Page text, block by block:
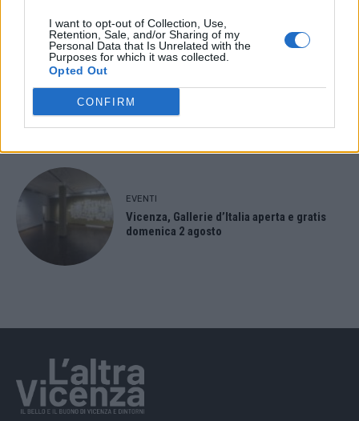
I want to opt-out of Collection, Use,
Retention, Sale, and/or Sharing of my
Personal Data that Is Unrelated with the
Purposes for which it was collected.
Opted Out
CONFIRMSalotti Urbani 2026 al Bixio di Vicenza:
agosto inizia con libri, poesie e musica
EVENTI
Vicenza, Gallerie d’Italia aperta e gratis
domenica 2 agosto